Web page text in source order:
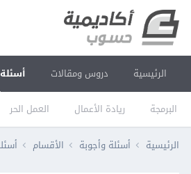
الرئيسية دروس ومقالات
البرمجة ريادة الأعمال العمل الحر
الرئيسية أسئلة وأجوبة الأقسام